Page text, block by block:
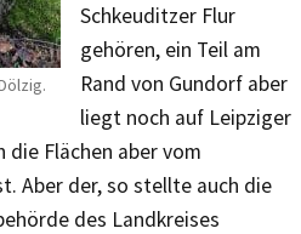
Schkeuditzer Flur
gehören, ein Teil am
Rand von Gundorf aber
liegt noch auf Leipziger
Flächen aber vom
Aber der, so stellte auch die
des Landkreises